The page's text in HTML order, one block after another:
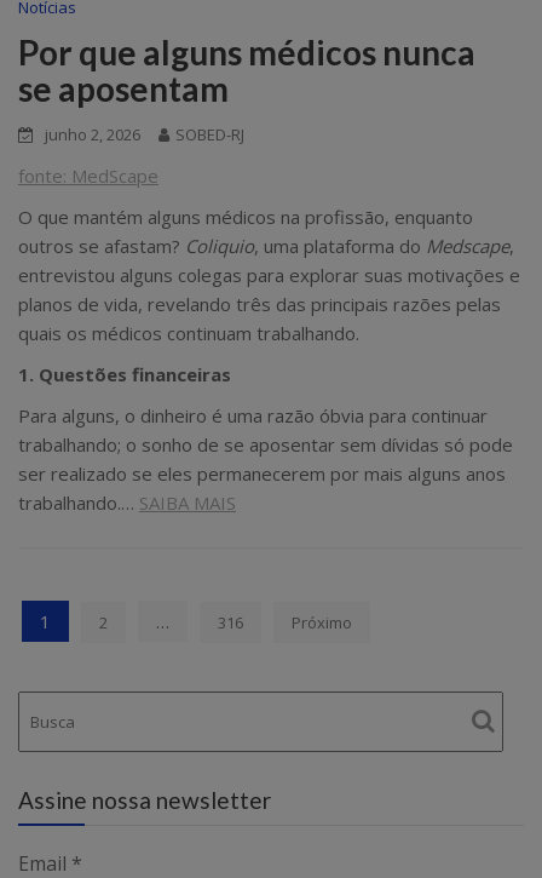
Notícias
Por que alguns médicos nunca
se aposentam
junho 2, 2026 SOBED-RJ
fonte: MedScape
O que mantém alguns médicos na profissão, enquanto
outros se afastam? Coliquio, uma plataforma do Medscape,
entrevistou alguns colegas para explorar suas motivações e
planos de vida, revelando três das principais razões pelas
quais os médicos continuam trabalhando.
1. Questões financeiras
Para alguns, o dinheiro é uma razão óbvia para continuar
trabalhando; o sonho de se aposentar sem dívidas só pode
ser realizado se eles permanecerem por mais alguns anos
trabalhando.… SAIBA MAIS
Paginação
de
posts
1 2 … 316 Próximo
Assine nossa newsletter
Email *